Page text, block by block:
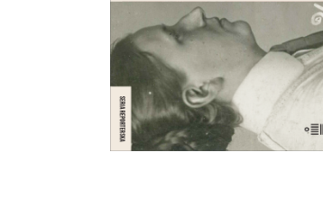
E-BOOK DO
KOSZYKA
bohaterce jednego z
najgłośniejszych skandali
obyczajowych międzywojennej
Warszawy.
42.00zł 21.00 zł